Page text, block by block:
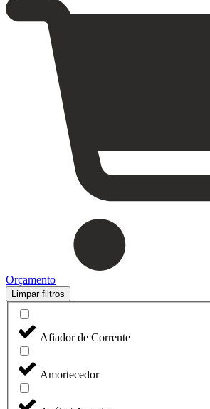
Orçamento
Limpar filtros
Afiador de Corrente
Amortecedor